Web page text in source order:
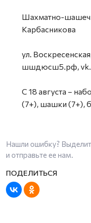
Шахматно-
Карбасникова
ул.
шшдюсш5.рф,
С 18 августа –
(7+), шашки (7+),
Нашли ошибку?
и отправьте ее нам.